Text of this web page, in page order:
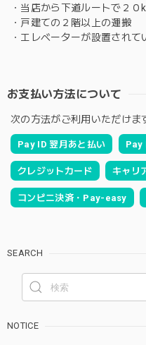
・当店から下道ルートで２
・戸建ての２階以上の運搬
・エレベーターが設置され
お支払い方法について
次の方法がご利用いただけま
Pay ID 翌月あと払い Pay
クレジットカード キャリ
コンビニ決済・Pay-easy
SEARCH
NOTICE